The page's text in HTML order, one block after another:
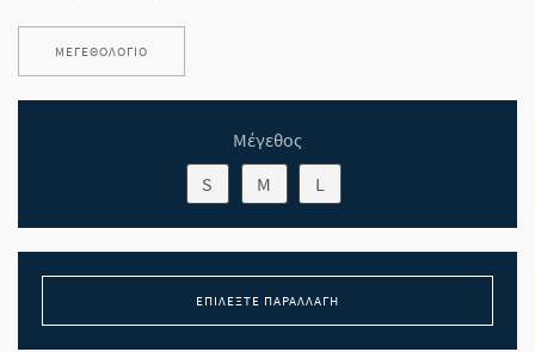
ΜΕΓΕΘΟΛΌΓΙΟ
Μέγεθος
S
M L
ΕΠΙΛΈΞΤΕ ΠΑΡΑΛΛΑΓΉ